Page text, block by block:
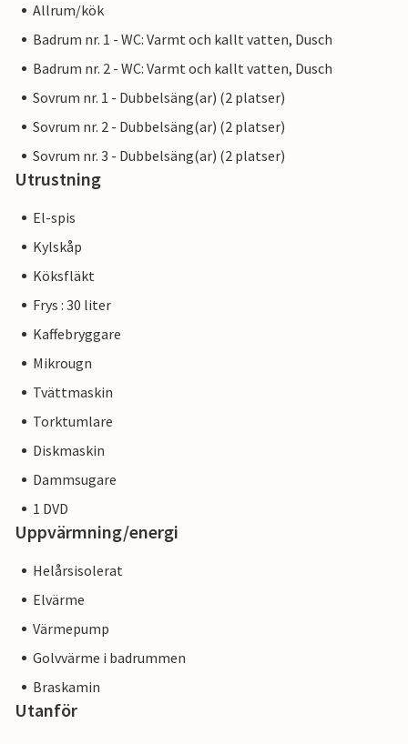
Allrum/kök
Badrum nr. 1 - WC: Varmt och kallt vatten, Dusch
Badrum nr. 2 - WC: Varmt och kallt vatten, Dusch
Sovrum nr. 1 - Dubbelsäng(ar) (2 platser)
Sovrum nr. 2 - Dubbelsäng(ar) (2 platser)
Sovrum nr. 3 - Dubbelsäng(ar) (2 platser)
Utrustning
El-spis
Kylskåp
Köksfläkt
Frys : 30 liter
Kaffebryggare
Mikrougn
Tvättmaskin
Torktumlare
Diskmaskin
Dammsugare
1 DVD
Uppvärmning/energi
Helårsisolerat
Elvärme
Värmepump
Golvvärme i badrummen
Braskamin
Utanför